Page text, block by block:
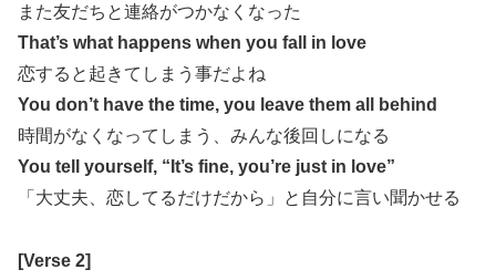
また友だちと連絡がつかなくなった
That’s what happens when you fall in love
恋すると起きてしまう事だよね
You don’t have the time, you leave them all behind
時間がなくなってしまう、みんな後回しになる
You tell yourself, “It’s fine, you’re just in love”
「大丈夫、恋してるだけだから」と自分に言い聞かせる
[Verse 2]